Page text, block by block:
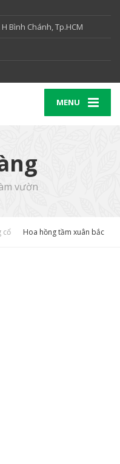
Bình Chánh, Tp.HCM
MENU
vườn
cổ Hoa hồng tầm xuân bắc